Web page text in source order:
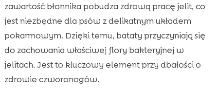
zawartość błonnika pobudza zdrową pracę jelit, co
jest niezbędne dla psów z delikatnym układem
pokarmowym. Dzięki temu, bataty przyczyniają się
do zachowania właściwej flory bakteryjnej w
jelitach. Jest to kluczowy element przy dbałości o
zdrowie czworonogów.